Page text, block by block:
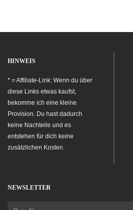
HINWEIS
* = Affiliate-Link: Wenn du über
diese Links etwas kaufst,
bekomme ich eine kleine
Provision. Du hast dadurch
keine Nachteile und es
entstehen für dich keine
zusätzlichen Kosten.
NEWSLETTER
Name